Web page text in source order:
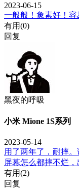
2023-06-15
一般般！象素好！容
有用(0)
回复
黑夜的呼吸
小米 Mione 1S系列
2023-05-14
用了两年了，耐摔
屏幕怎么都摔不烂
有用(2)
回复